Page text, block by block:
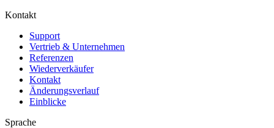
Kontakt
Support
Vertrieb & Unternehmen
Referenzen
Wiederverkäufer
Kontakt
Änderungsverlauf
Einblicke
Sprache